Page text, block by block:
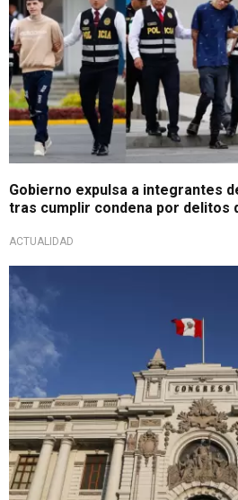
Gobierno expulsa a integrantes
tras cumplir condena por delitos
ACTUALIDAD